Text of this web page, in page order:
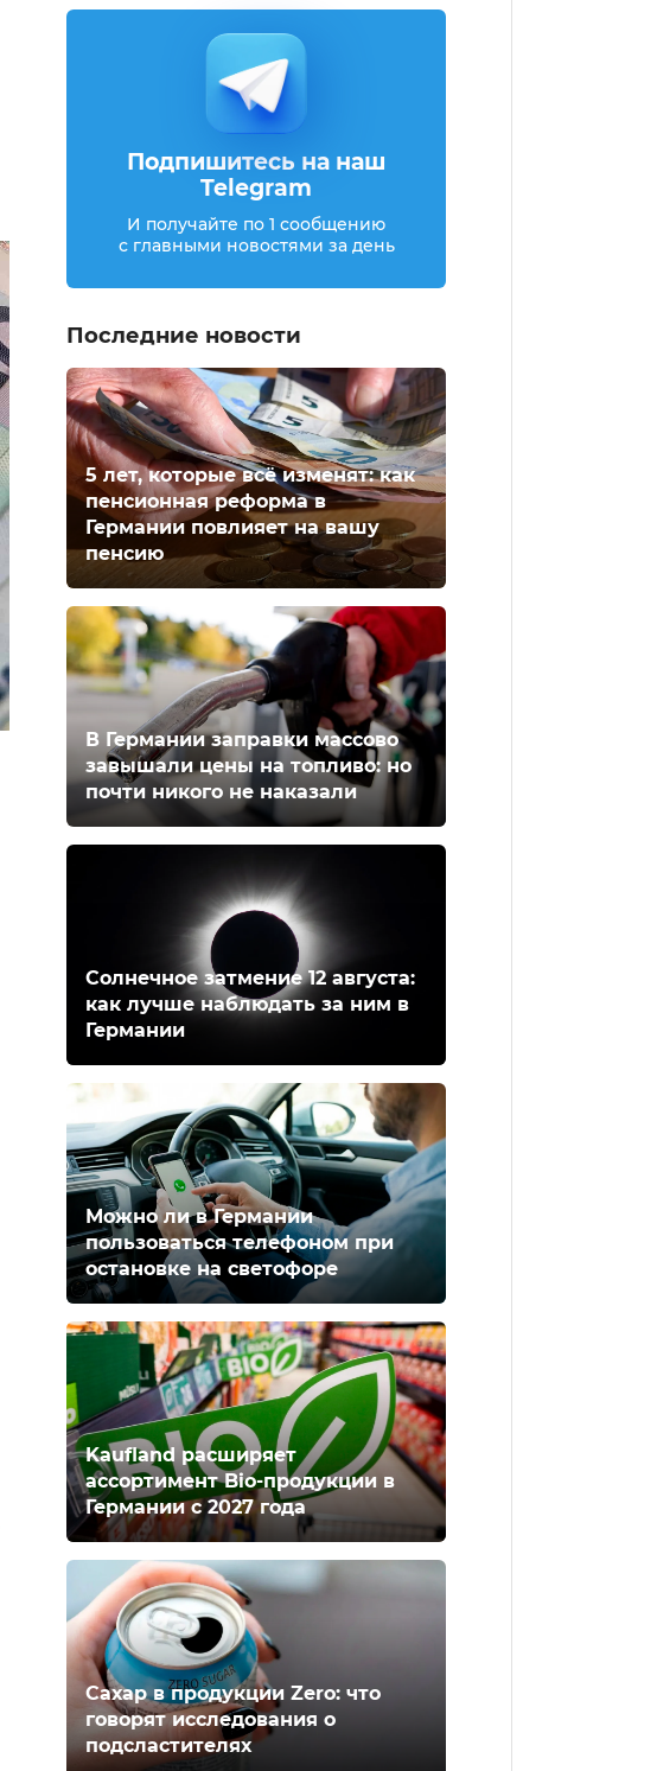
Подпишитесь на наш
Telegram
И получайте по 1 сообщению
с главными новостями за день
Последние новости
5 лет, которые всё изменят: как
пенсионная реформа в
Германии повлияет на вашу
пенсию
В Германии заправки массово
завышали цены на топливо: но
почти никого не наказали
Солнечное затмение 12 августа:
как лучше наблюдать за ним в
Германии
Можно ли в Германии
пользоваться телефоном при
остановке на светофоре
Kaufland расширяет
ассортимент Bio-продукции в
Германии с 2027 года
Сахар в продукции Zero: что
говорят исследования о
подсластителях